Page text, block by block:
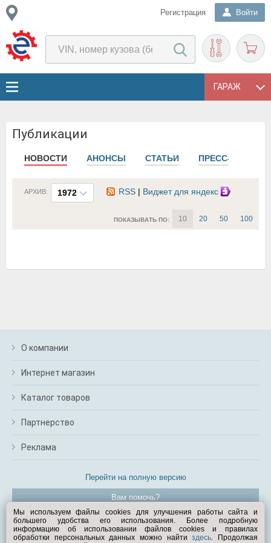
Регистрация Войти
ГАРАЖ
Публикации
НОВОСТИ АНОНСЫ СТАТЬИ ПРЕСС-РЕЛИЗЫ
1972
АРХИВ: RSS | Виджет для яндекс
ПОКАЗЫВАТЬ ПО: 10 20 50 100
О компании
Интернет магазин
Каталог товаров
Партнерство
Реклама
Перейти на полную версию
Вам помочь?
© Exist.ru 1998—2026
Мы используем файлы cookies для улучшения работы сайта и
большего удобства его использования. Более подробную
информацию об использовании файлов cookies и правилах
обработки персональных данных можно найтиздесь. Продолжая